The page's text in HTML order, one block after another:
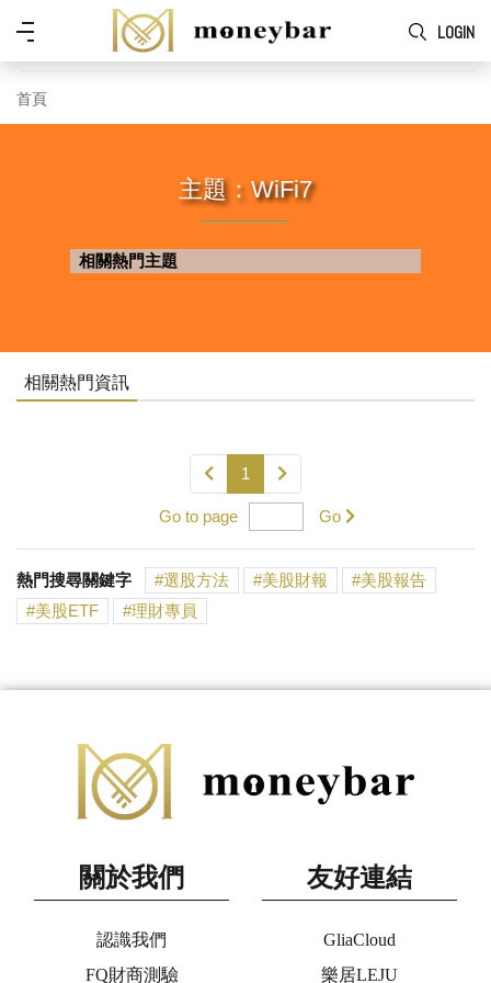
Skip to main content
LOGIN
功
首頁
主題：WiFi7
相關熱門主題
相關熱門資訊
1
Go to page Go
熱門搜尋關鍵字 選股方法 美股財報
美股報告
美股ETF
理財專員
關於我們
認識我們
FQ財商測驗
友好連結
GliaCloud
樂居LEJU